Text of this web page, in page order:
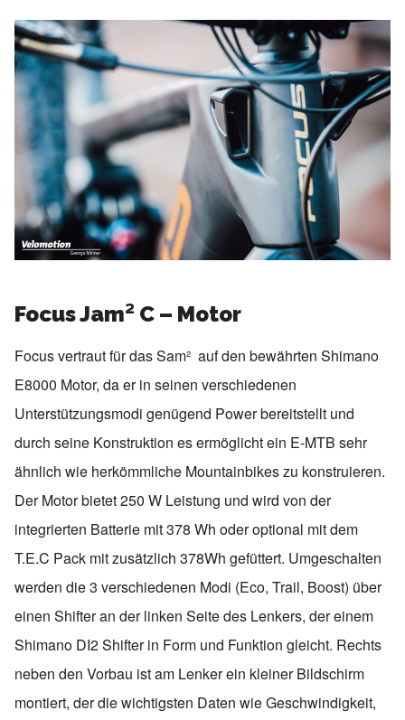
Focus Jam² C – Motor
Focus vertraut für das Sam² auf den bewährten Shimano
E8000 Motor, da er in seinen verschiedenen
Unterstützungsmodi genügend Power bereitstellt und
durch seine Konstruktion es ermöglicht ein E-MTB sehr
ähnlich wie herkömmliche Mountainbikes zu konstruieren.
Der Motor bietet 250 W Leistung und wird von der
integrierten Batterie mit 378 Wh oder optional mit dem
T.E.C Pack mit zusätzlich 378Wh gefüttert. Umgeschalten
werden die 3 verschiedenen Modi (Eco, Trail, Boost) über
einen Shifter an der linken Seite des Lenkers, der einem
Shimano DI2 Shifter in Form und Funktion gleicht. Rechts
neben den Vorbau ist am Lenker ein kleiner Bildschirm
montiert, der die wichtigsten Daten wie Geschwindigkeit,